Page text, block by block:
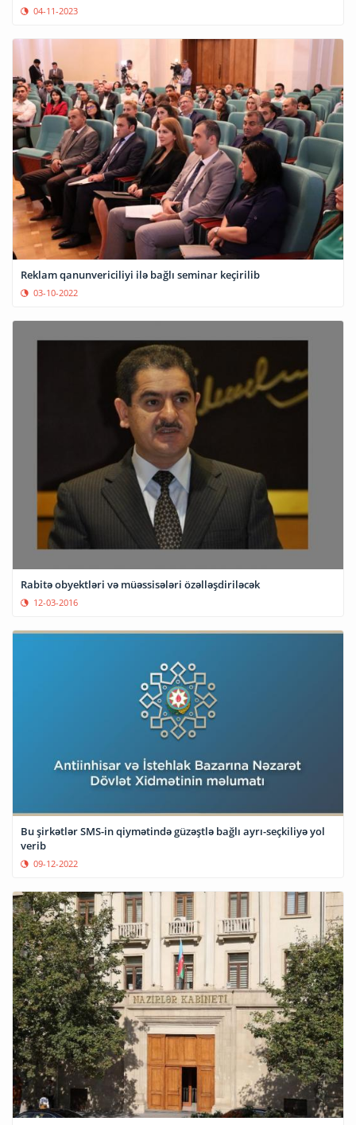
04-11-2023
Reklam qanunvericiliyi ilə bağlı seminar keçirilib
03-10-2022
Rabitə obyektləri və müəssisələri özəlləşdiriləcək
12-03-2016
Bu şirkətlər SMS-in qiymətində güzəştlə bağlı ayrı-seçkiliyə yol
verib
09-12-2022